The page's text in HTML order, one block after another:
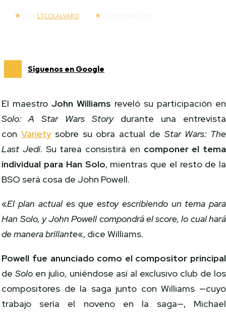
LTCOLALVARO
Síguenos en Google
El maestroJohn Williams reveló su participación en
Solo: A Star Wars Storydurante una entrevista
conVarietysobre su obra actual de Star Wars: The
Last Jedi. Su tarea consistirá en componer el tema
individual para Han Solo, mientras que el resto de la
BSO será cosa de John Powell.
«El plan actual es que estoy escribiendo un tema para
Han Solo, y John Powell compondrá el score, lo cual hará
de manera brillante«, dice Williams.
Powell fue anunciado como el compositor principal
deSolo en julio, uniéndose así al exclusivo club de los
compositores de la saga junto con Williams —cuyo
trabajo sería el noveno en la saga—, Michael